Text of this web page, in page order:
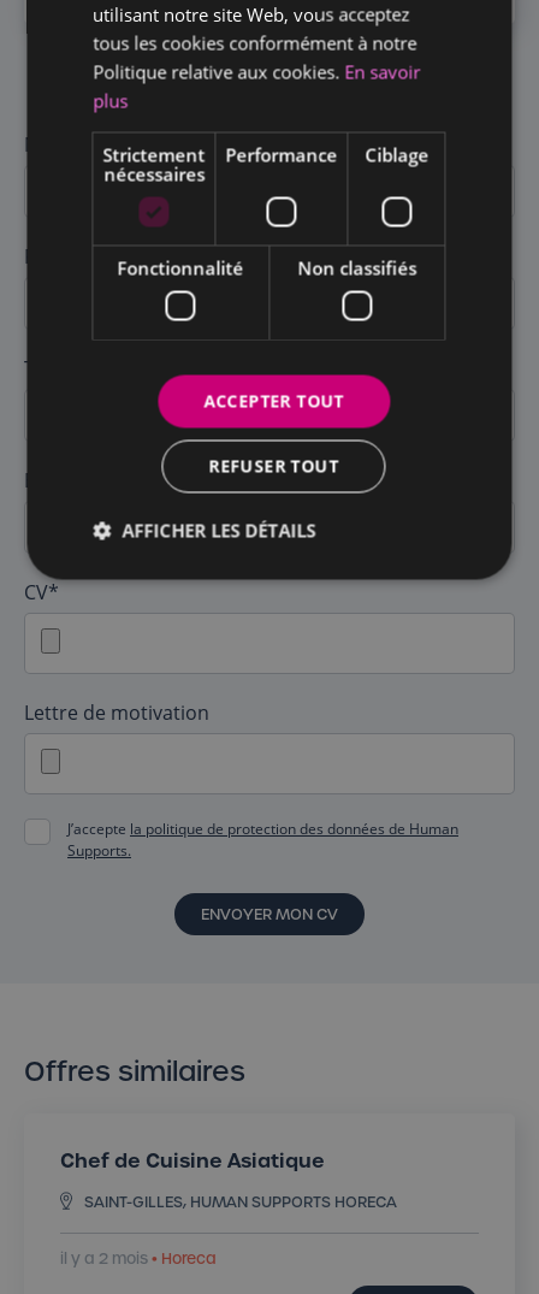
Postuler à cette offre d‘emploi
Nom *
Prénom *
Téléphone *
E-mail *
CV*
Lettre de motivation
J’accepte la politique de protection des données de Human
Supports.
ENVOYER MON CV
Offres similaires
Chef de Cuisine Asiatique
SAINT-GILLES, HUMAN SUPPORTS HORECA
il y a 2 mois• Horeca
utilisant notre site Web, vous acceptez
tous les cookies conformément à notre
Politique relative aux cookies. En savoir
plus
Strictement
nécessaires
Performance Ciblage
Fonctionnalité Non classifiés
ACCEPTER TOUT
REFUSER TOUT
AFFICHER LES DÉTAILS